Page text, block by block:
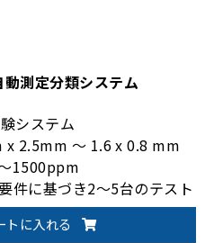
測定分類システム
システム
x 2.5mm ～ 1.6 x 0.8 mm
1500ppm
件に基づき2～5台のテスト
アルタイム製品品質モニタ
トに入れる